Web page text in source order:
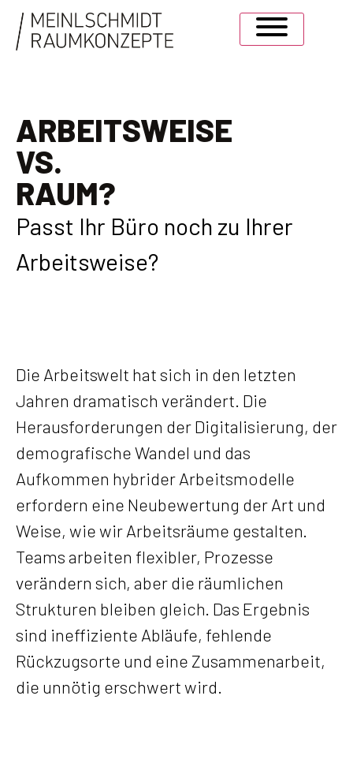
ARBEITSWEISE
VS.
RAUM?
Passt Ihr Büro noch zu Ihrer
Arbeitsweise?
Die Arbeitswelt hat sich in den letzten
Jahren dramatisch verändert. Die
Herausforderungen der Digitalisierung, der
demografische Wandel und das
Aufkommen hybrider Arbeitsmodelle
erfordern eine Neubewertung der Art und
Weise, wie wir Arbeitsräume gestalten.
Teams arbeiten flexibler, Prozesse
verändern sich, aber die räumlichen
Strukturen bleiben gleich. Das Ergebnis
sind ineffiziente Abläufe, fehlende
Rückzugsorte und eine Zusammenarbeit,
die unnötig erschwert wird.